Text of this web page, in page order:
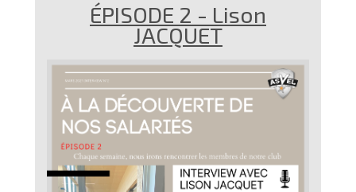
ÉPISODE 2 - Lison
JACQUET